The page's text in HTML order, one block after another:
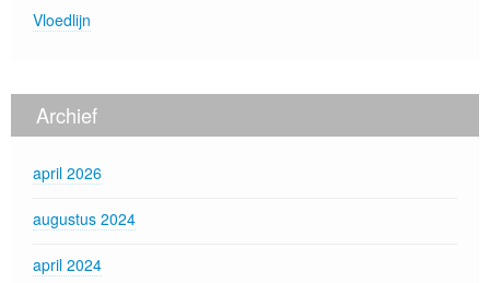
Vloedlijn
Archief
april 2026
augustus 2024
april 2024